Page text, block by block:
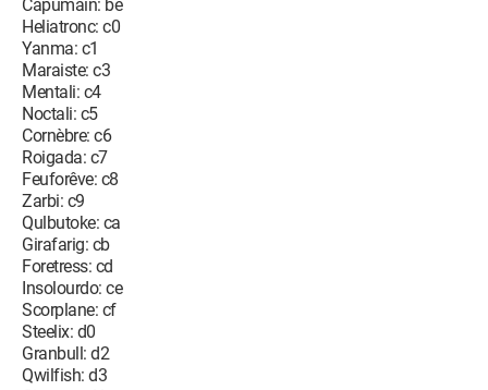
Capumain: be
Heliatronc: c0
Yanma: c1
Maraiste: c3
Mentali: c4
Noctali: c5
Cornèbre: c6
Roigada: c7
Feuforêve: c8
Zarbi: c9
Qulbutoke: ca
Girafarig: cb
Foretress: cd
Insolourdo: ce
Scorplane: cf
Steelix: d0
Granbull: d2
Qwilfish: d3